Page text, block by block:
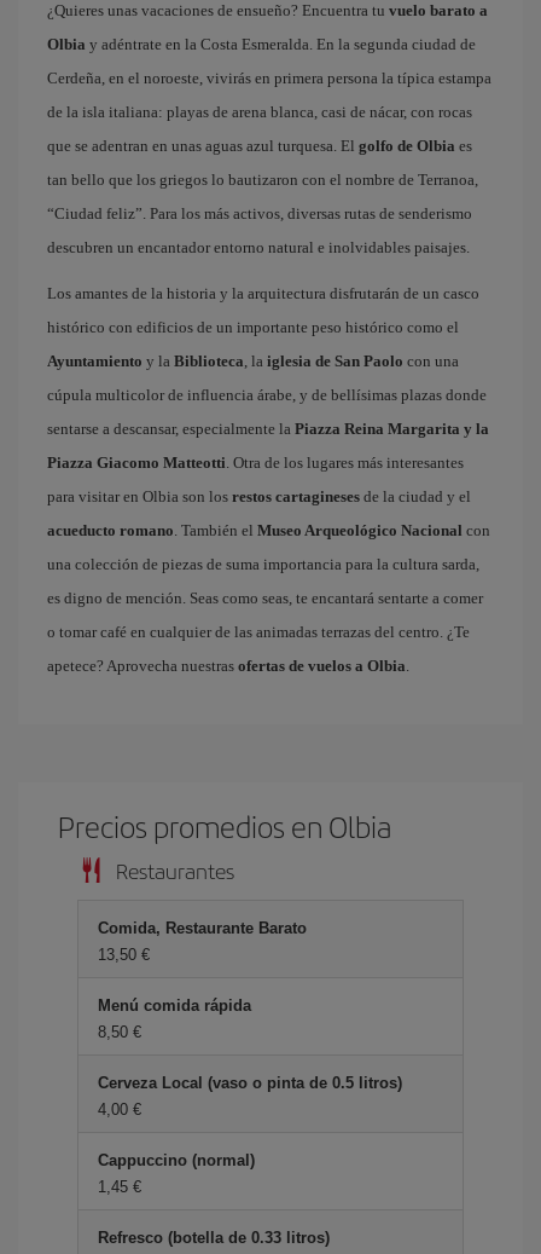
¿Quieres unas vacaciones de ensueño? Encuentra tu vuelo barato a
Olbia y adéntrate en la Costa Esmeralda. En la segunda ciudad de
Cerdeña, en el noroeste, vivirás en primera persona la típica estampa
de la isla italiana: playas de arena blanca, casi de nácar, con rocas
que se adentran en unas aguas azul turquesa. El golfo de Olbia es
tan bello que los griegos lo bautizaron con el nombre de Terranoa,
“Ciudad feliz”. Para los más activos, diversas rutas de senderismo
descubren un encantador entorno natural e inolvidables paisajes.
Los amantes de la historia y la arquitectura disfrutarán de un casco
histórico con edificios de un importante peso histórico como el
Ayuntamiento y la Biblioteca, la iglesia de San Paolo con una
cúpula multicolor de influencia árabe, y de bellísimas plazas donde
sentarse a descansar, especialmente la Piazza Reina Margarita y la
Piazza Giacomo Matteotti. Otra de los lugares más interesantes
para visitar en Olbia son los restos cartagineses de la ciudad y el
acueducto romano. También el Museo Arqueológico Nacional con
una colección de piezas de suma importancia para la cultura sarda,
es digno de mención. Seas como seas, te encantará sentarte a comer
o tomar café en cualquier de las animadas terrazas del centro. ¿Te
apetece? Aprovecha nuestras ofertas de vuelos a Olbia.
Precios promedios en Olbia
Restaurantes
Comida, Restaurante Barato
13,50 €
Menú comida rápida
8,50 €
Cerveza Local (vaso o pinta de 0.5 litros)
4,00 €
Cappuccino (normal)
1,45 €
Refresco (botella de 0.33 litros)